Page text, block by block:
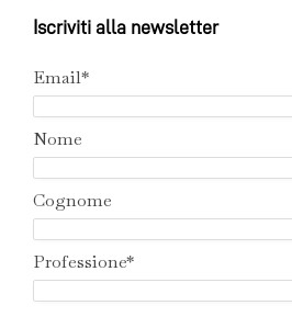
Iscriviti alla newsletter
Email*
Nome
Cognome
Professione*